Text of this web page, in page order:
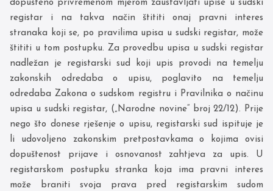
dopušteno privremenom mjerom zaustavljati upise u sudski
registar i na takva način štititi onaj pravni interes
stranaka koji se, po pravilima upisa u sudski registar, može
štititi u tom postupku. Za provedbu upisa u sudski registar
nadležan je registarski sud koji upis provodi na temelju
zakonskih odredaba o upisu, poglavito na temelju
odredaba Zakona o sudskom registru i Pravilnika o načinu
upisa u sudski registar, („Narodne novine“ broj 22/12). Prije
nego što donese rješenje o upisu, registarski sud ispituje je
li udovoljeno zakonskim pretpostavkama o kojima ovisi
dopuštenost prijave i osnovanost zahtjeva za upis. U
registarskom postupku stranka koja ima pravni interes
može braniti svoja prava pred registarskim sudom